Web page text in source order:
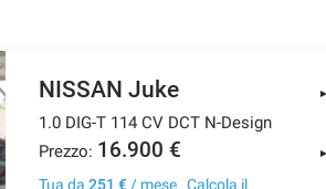
NISSAN Juke
1.0 DIG-T 114 CV DCT N-Design
Prezzo: 16.900 €
Tua da 251 €/ mese Calcola il